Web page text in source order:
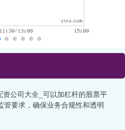
公司大全_可以加杠杆的股票平
管要求，确保业务合规性和透明